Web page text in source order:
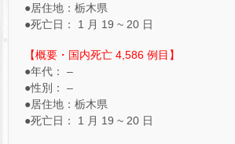
●居住地：栃木県
●死亡日： 1 月 19 ~ 20 日
【概要・国内死亡 4,586 例目】
●年代： –
●性別： –
●居住地：栃木県
●死亡日： 1 月 19 ~ 20 日